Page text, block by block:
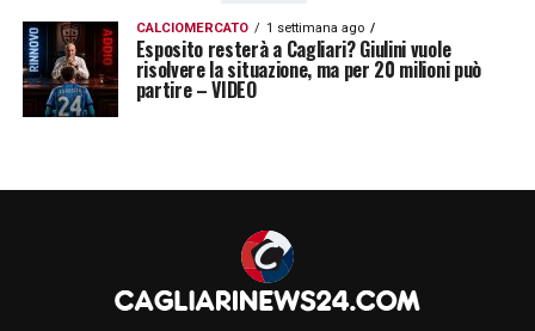
CALCIOMERCATO 1 settimana ago
Esposito resterà a Cagliari? Giulini vuole
risolvere la situazione, ma per 20 milioni può
partire – VIDEO